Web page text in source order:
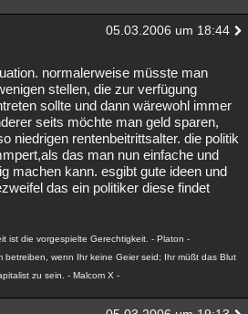
05.03.2006 um 18:44
normalerweise müsste man
stellen, die zur verfügung
sollte und dann wärewohl immer
seits möchte man geld sparen,
niedrigen rentenbeitrittsalter. die politik
das man nun einfache und
machen kann. esgibt gute ideen und
das ein politiker diese findet
ist die vorgespielte Gerechtigkeit. - Platon -
betreiben, wenn Ihr keine Geier seid; Ihr müßt das Blut
zu sein. - Malcom X -